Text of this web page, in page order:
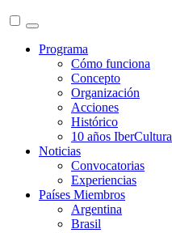
Programa
Cómo funciona
Concepto
Organización
Acciones
Histórico
10 años IberCultura
Noticias
Convocatorias
Experiencias
Países Miembros
Argentina
Brasil